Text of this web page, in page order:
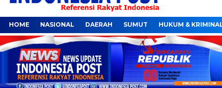
HOME NASIONAL DAERAH SUMUT HUKUM &